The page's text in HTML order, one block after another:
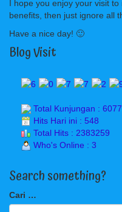
I hope you enjoy your visit
benefits, then just ignore all
Have a nice day! 🙂
Blog Visit
Total Kunjungan :
Hits Hari ini : 548
Total Hits : 2383259
Who's Online : 3
Search something?
Cari
untuk:
Cari …